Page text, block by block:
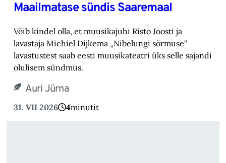
Maailmatase sündis Saaremaal
Võib kindel olla, et muusikajuhi Risto Joosti ja
lavastaja Michiel Dijkema „Nibelungi sõrmuse“
lavastustest saab eesti muusikateatri üks selle sajandi
olulisem sündmus.
Auri Jürna
31. VII 2026 4minutit